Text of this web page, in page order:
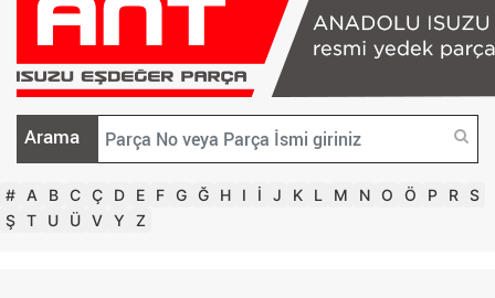
Arama
# A B C Ç D E F G Ğ H I İ J K L M N O Ö P R S
Ş T U Ü V Y Z